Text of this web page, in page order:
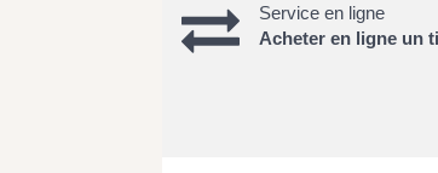
Service en ligne
Acheter en ligne un